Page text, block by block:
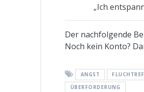
„Ich
Der nachfolgende
Noch kein Konto?
ANGST
ÜBERFORDERUNG